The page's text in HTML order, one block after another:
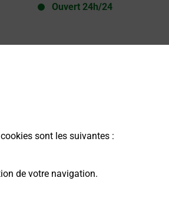
sont les suivantes :
de votre navigation.
Ouvert 24h/24